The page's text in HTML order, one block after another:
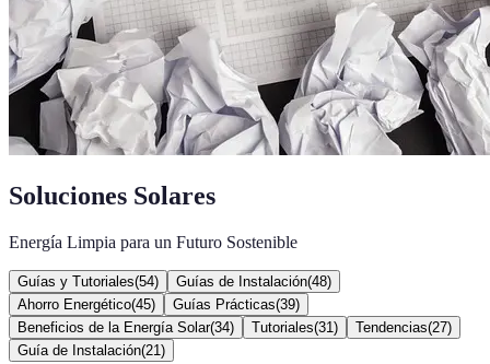
Soluciones Solares
Energía Limpia para un Futuro Sostenible
Guías y Tutoriales(54) Guías de Instalación(48)
Ahorro Energético(45) Guías Prácticas(39)
Beneficios de la Energía Solar(34) Tutoriales(31 ) Tendencias(27)
Guía de Instalación(21 )